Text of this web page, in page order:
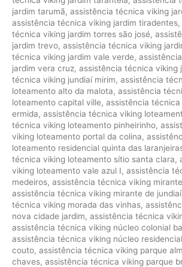
jardim tarumã, assistência técnica viking
assistência técnica viking jardim tiradentes,
técnica viking jardim torres são josé,
jardim trevo, assistência técnica viking
técnica viking jardim vale verde,
jardim vera cruz, assistência técnica viking
técnica viking jundiaí mirim, assistência
loteamento alto da malota, assistência
loteamento capital ville, assistência
ermida, assistência técnica viking
técnica viking loteamento pinheirinho,
viking loteamento portal da colina,
loteamento residencial quinta das
técnica viking loteamento sítio santa clara,
viking loteamento vale azul I, assistência
medeiros, assistência técnica viking
assistência técnica viking mirante de jundiaí
técnica viking morada das vinhas,
nova cidade jardim, assistência técnica
assistência técnica viking núcleo colonial
assistência técnica viking núcleo
couto, assistência técnica viking parque
chaves, assistência técnica viking parque